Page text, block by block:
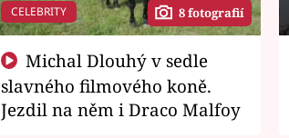
CELEBRITY 8 fotografií
slavného filmového koně.
Jezdil na něm i Draco Malfoy